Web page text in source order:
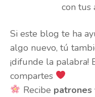
con tus
Si este blog te ha
algo nuevo, tú
¡difunde la palabra!
compartes
Recibe